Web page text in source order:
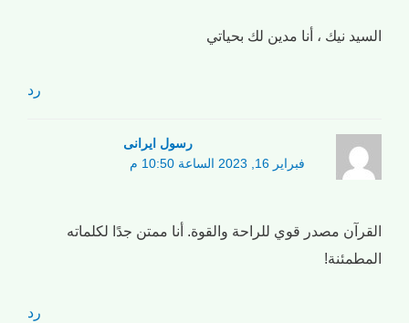
السيد نيك ، أنا مدين لك بحياتي
رد
رسول ایرانی
فبراير 16, 2023 الساعة 10:50 م
القرآن مصدر قوي للراحة والقوة. أنا ممتن جدًا لكلماته
المطمئنة!
رد